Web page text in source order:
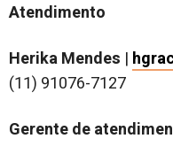
Atendimento
Herika Mendes |
(11) 91076-7127
Gerente de